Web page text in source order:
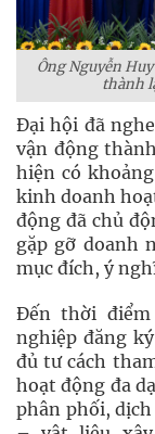
Ông Nguyễn
thành
Đại hội đã
vận động
hiện có
kinh doanh
động đã chủ
gặp gỡ doanh
mục đích, ý
Đến thời
nghiệp đăng
đủ tư cách
hoạt động đa
phân phối,